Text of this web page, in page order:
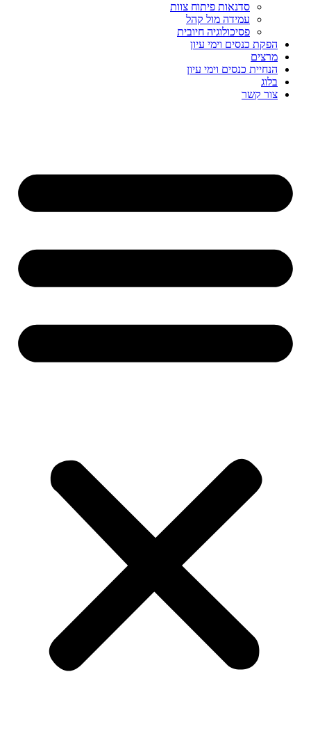
סדנאות פיתוח צוות
עמידה מול קהל
פסיכולוגיה חיובית
הפקת כנסים וימי עיון
מרצים
הנחיית כנסים וימי עיון
בלוג
צור קשר